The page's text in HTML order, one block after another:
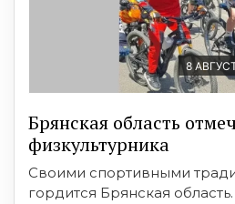
8
Брянская область
физкультурника
Своими спортивными
гордится Брянская